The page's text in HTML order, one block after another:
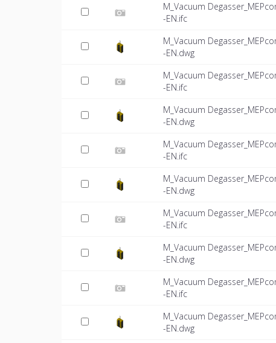
M_Vacuum
-EN.ifc
M_Vacuum
-EN.dwg
M_Vacuum
-EN.ifc
M_Vacuum
-EN.dwg
M_Vacuum
-EN.ifc
M_Vacuum
-EN.dwg
M_Vacuum
-EN.ifc
M_Vacuum
-EN.dwg
M_Vacuum
-EN.ifc
M_Vacuum
-EN.dwg